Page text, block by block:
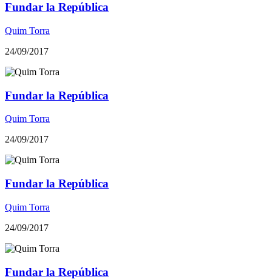
Fundar la República
Quim Torra
24/09/2017
Fundar la República
Quim Torra
24/09/2017
Fundar la República
Quim Torra
24/09/2017
Fundar la República